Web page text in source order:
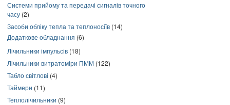
Системи прийому та передачі сигналів точного
часу (2)
Засоби обліку тепла та теплоносіїв (14)
Додаткове обладнання (6)
Лічильники імпульсів (18)
Лічильники витратоміри ПММ (122)
Табло світлові (4)
Таймери (11)
Теплолічильники (9)